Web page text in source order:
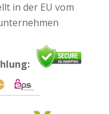
in der EU vom